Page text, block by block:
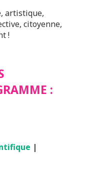
artistique,
citoyenne,
!
:
|